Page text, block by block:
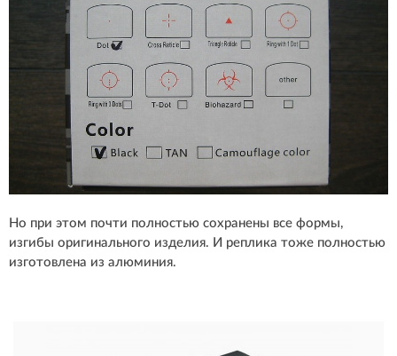
Но при этом почти полностью сохранены все формы,
изгибы оригинального изделия. И реплика тоже полностью
изготовлена из алюминия.